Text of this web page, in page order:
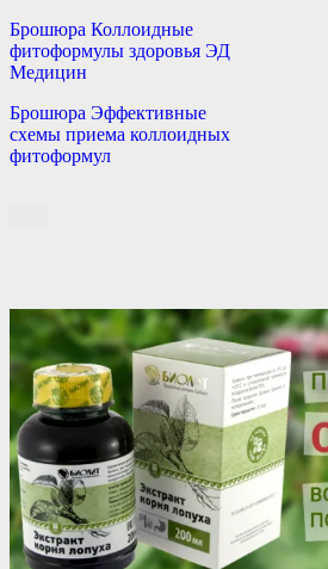
Брошюра Коллоидные
фитоформулы здоровья ЭД
Медицин
Брошюра Эффективные
схемы приема коллоидных
фитоформул